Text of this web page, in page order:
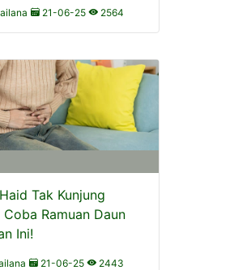
21-06-25 2564
Tak Kunjung
Coba Ramuan Daun
Ini!
21-06-25 2443